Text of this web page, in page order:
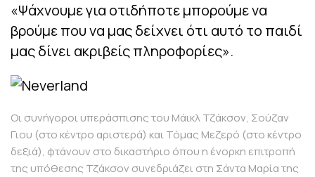
«Ψάχνουμε για οτιδήποτε μπορούμε να
βρούμε που να μας δείχνει ότι αυτό το παιδί
μας δίνει ακριβείς πληροφορίες».
Οι συνήγοροι υπεράσπισης του Μάικλ Τζάκσον, Σούζαν
Γιου (στο κέντρο αριστερά) και Τόμας Μεζερό (στο κέντρο
δεξιά), φτάνουν στο δικαστήριο όπου η ένορκη επιτροπή
της υπόθεσης Τζάκσον συνεδριάζει στη Σάντα Μαρία της